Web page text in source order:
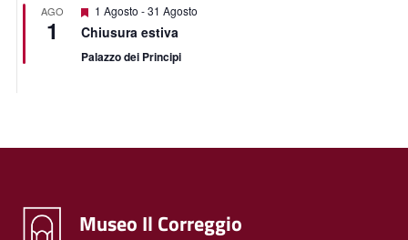
AGO
1
Featured
1 Agosto -31 Agosto
Chiusura estiva
Palazzo dei Principi
Museo Il Correggio